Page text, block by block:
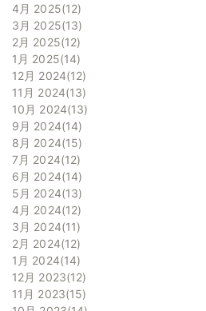
4月 2025 12
3月 2025 13
2月 2025 12
1月 2025 14
12月 2024 12
11月 2024 13
10月 2024 13
9月 2024 14
8月 2024 15
7月 2024 12
6月 2024 14
5月 2024 13
4月 2024 12
3月 2024 11
2月 2024 12
1月 2024 14
12月 2023 12
11月 2023 15